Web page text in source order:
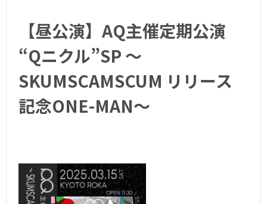
【昼公演】AQ主催定期公演
“Qニクル”SP 〜
SKUMSCAMSCUM リリース
記念ONE-MAN〜